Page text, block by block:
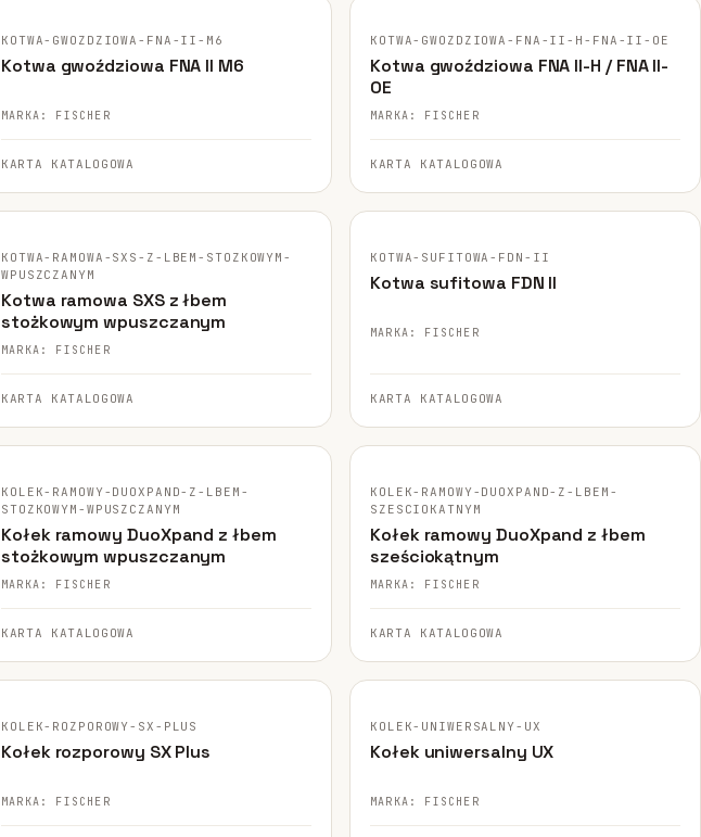
KOTWA-GWOZDZIOWA-FNA-II-M6
Kotwa gwoździowa FNA II M6
MARKA: FISCHER
KARTA KATALOGOWA
KOTWA-GWOZDZIOWA-FNA-II-H-FNA-II-OE
Kotwa gwoździowa FNA II-H / FNA II-
OE
MARKA: FISCHER
KARTA KATALOGOWA
FISCHER · ORYGINALNE ZDJĘCIE
KOTWA-RAMOWA-SXS-Z-LBEM-STOZKOWYM-
WPUSZCZANYM
Kotwa ramowa SXS z łbem
stożkowym wpuszczanym
MARKA: FISCHER
KARTA KATALOGOWA
FISCHER · ORYGINALNE ZDJĘCIE
KOTWA-SUFITOWA-FDN-II
Kotwa sufitowa FDN II
MARKA: FISCHER
KARTA KATALOGOWA
FISCHER · ORYGINALNE ZDJĘCIE
KOLEK-RAMOWY-DUOXPAND-Z-LBEM-
STOZKOWYM-WPUSZCZANYM
Kołek ramowy DuoXpand z łbem
stożkowym wpuszczanym
MARKA: FISCHER
KARTA KATALOGOWA
FISCHER · ORYGINALNE ZDJĘCIE
KOLEK-RAMOWY-DUOXPAND-Z-LBEM-
SZESCIOKATNYM
Kołek ramowy DuoXpand z łbem
sześciokątnym
MARKA: FISCHER
KARTA KATALOGOWA
FISCHER · ORYGINALNE ZDJĘCIE
KOLEK-ROZPOROWY-SX-PLUS
Kołek rozporowy SX Plus
MARKA: FISCHER
FISCHER · ORYGINALNE ZDJĘCIE
KOLEK-UNIWERSALNY-UX
Kołek uniwersalny UX
MARKA: FISCHER